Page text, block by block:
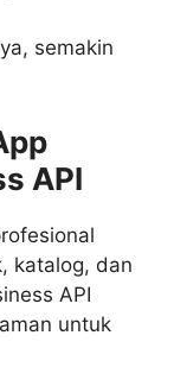
semakin
API
katalog, dan
API
untuk